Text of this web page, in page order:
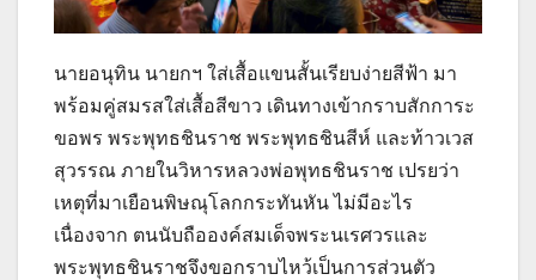
นายอนุทิน นายกฯ ใส่เสื้อแขนสั้นเรียบง่ายสีฟ้า มา
พร้อมคู่สมรสใส่เสื้อสีขาว เดินทางเข้ากราบสักการะ
ขอพร พระพุทธชินราช พระพุทธชินสีห์ และท้าวเวส
สุวรรณ ภายในวิหารหลวงพ่อพุทธชินราช เปรยว่า
เหตุที่มาเยือนพิษณุโลกกระทันหัน ไม่มีอะไร
เนื่องจาก ตนนับถือองค์สมเด็จพระนเรศวรและ
พระพุทธชินราชจึงขอกราบไหว้เป็นการส่วนตัว